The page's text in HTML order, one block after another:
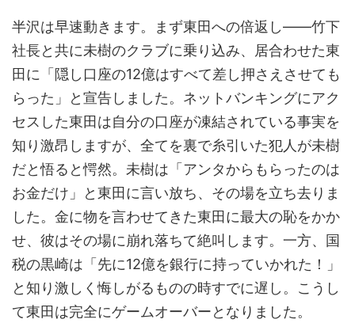
半沢は早速動きます。まず東田への倍返し——竹下
社長と共に未樹のクラブに乗り込み、居合わせた東
田に「隠し口座の12億はすべて差し押さえさせても
らった」と宣告しました。ネットバンキングにアク
セスした東田は自分の口座が凍結されている事実を
知り激昂しますが、全てを裏で糸引いた犯人が未樹
だと悟ると愕然。未樹は「アンタからもらったのは
お金だけ」と東田に言い放ち、その場を立ち去りま
した。金に物を言わせてきた東田に最大の恥をかか
せ、彼はその場に崩れ落ちて絶叫します。一方、国
税の黒崎は「先に12億を銀行に持っていかれた！」
と知り激しく悔しがるものの時すでに遅し。こうし
て東田は完全にゲームオーバーとなりました。